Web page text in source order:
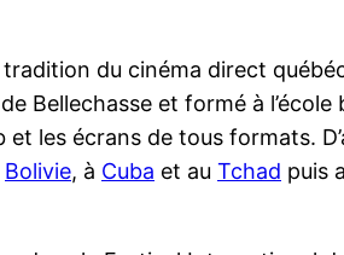
du cinéma direct
Bellechasse et formé à l’école
les écrans de tous formats.
Bolivie, à Cuba et au Tchad puis